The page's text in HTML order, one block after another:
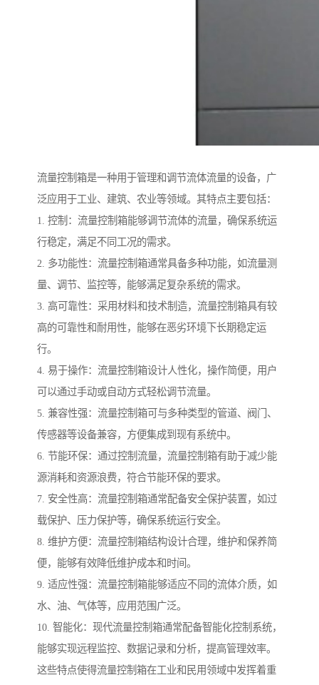
流量控制箱是一种用于管理和调节流体流量的设备，广
泛应用于工业、建筑、农业等领域。其特点主要包括：
1. 控制：流量控制箱能够调节流体的流量，确保系统运
行稳定，满足不同工况的需求。
2. 多功能性：流量控制箱通常具备多种功能，如流量测
量、调节、监控等，能够满足复杂系统的需求。
3. 高可靠性：采用材料和技术制造，流量控制箱具有较
高的可靠性和耐用性，能够在恶劣环境下长期稳定运
行。
4. 易于操作：流量控制箱设计人性化，操作简便，用户
可以通过手动或自动方式轻松调节流量。
5. 兼容性强：流量控制箱可与多种类型的管道、阀门、
传感器等设备兼容，方便集成到现有系统中。
6. 节能环保：通过控制流量，流量控制箱有助于减少能
源消耗和资源浪费，符合节能环保的要求。
7. 安全性高：流量控制箱通常配备安全保护装置，如过
载保护、压力保护等，确保系统运行安全。
8. 维护方便：流量控制箱结构设计合理，维护和保养简
便，能够有效降低维护成本和时间。
9. 适应性强：流量控制箱能够适应不同的流体介质，如
水、油、气体等，应用范围广泛。
10. 智能化：现代流量控制箱通常配备智能化控制系统，
能够实现远程监控、数据记录和分析，提高管理效率。
这些特点使得流量控制箱在工业和民用领域中发挥着重